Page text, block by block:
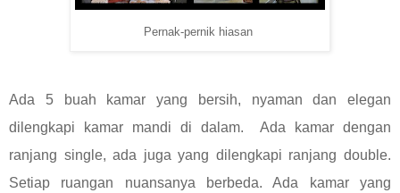
Pernak-pernik hiasan
Ada 5 buah kamar yang bersih, nyaman dan elegan
dilengkapi kamar mandi di dalam. Ada kamar dengan
ranjang single, ada juga yang dilengkapi ranjang double.
Setiap ruangan nuansanya berbeda. Ada kamar yang